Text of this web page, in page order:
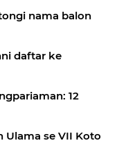
nama balon
daftar ke
12
Ulama se VII Koto